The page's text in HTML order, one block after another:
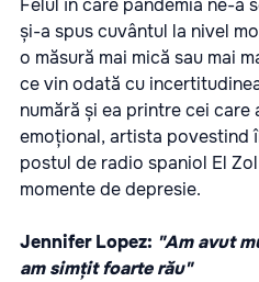
Felul în care pandemia ne-a
și-a spus cuvântul la nivel
o măsură mai mică sau mai
ce vin odată cu
numără și ea printre cei
emoțional, artista povestind
postul de radio spaniol El
momente de depresie.
Jennifer Lopez: "Am avut
am simțit foarte rău"